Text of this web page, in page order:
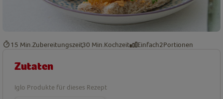
15 Min. Zubereitungszeit30 Min. Kochzeit Einfach2Portionen
Zutaten
Iglo Produkte für dieses Rezept